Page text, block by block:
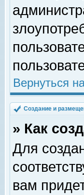
Вернуться
Создание и
» Как
Для
вам